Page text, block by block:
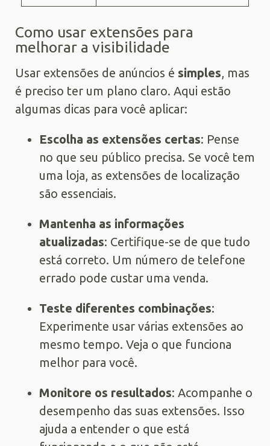
Como usar extensões para
melhorar a visibilidade
Usar extensões de anúncios é simples, mas
é preciso ter um plano claro. Aqui estão
algumas dicas para você aplicar:
Escolha as extensões certas: Pense
no que seu público precisa. Se você tem
uma loja, as extensões de localização
são essenciais.
Mantenha as informações
atualizadas: Certifique-se de que tudo
está correto. Um número de telefone
errado pode custar uma venda.
Teste diferentes combinações:
Experimente usar várias extensões ao
mesmo tempo. Veja o que funciona
melhor para você.
Monitore os resultados: Acompanhe o
desempenho das suas extensões. Isso
ajuda a entender o que está